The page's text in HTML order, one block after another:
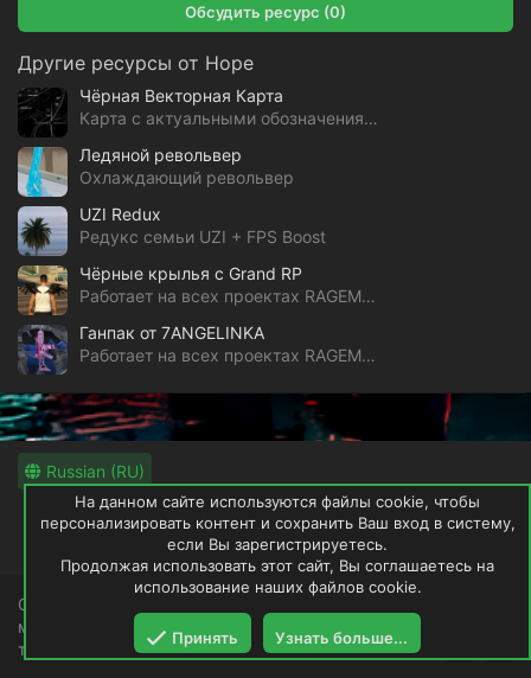
Обсудить ресурс (0)
Другие ресурсы от Hope
Чёрная Векторная Карта
Карта с актуальными обозначениями GTA 5 RP
Ледяной револьвер
Охлаждающий револьвер
UZI Redux
Редукс семьи UZI + FPS Boost
Чёрные крылья с Grand RP
Работает на всех проектах RAGEMP & alt:V
Ганпак от 7ANGELINKA
Работает на всех проектах RAGEMP & alt:V
Russian (RU)
Обратная связь
Условия и правила
Политика конфиденциальности
Помощь
GTAWRLD не имеет и не претендует на права загруженных
модификаций. Ресурс будет удалён по первому
требованию владельца.
С
С
На данном сайте используются файлы cookie, чтобы
персонализировать контент и сохранить Ваш вход в систему,
если Вы зарегистрируетесь.
Продолжая использовать этот сайт, Вы соглашаетесь на
использование наших файлов cookie.
Принять Узнать больше...